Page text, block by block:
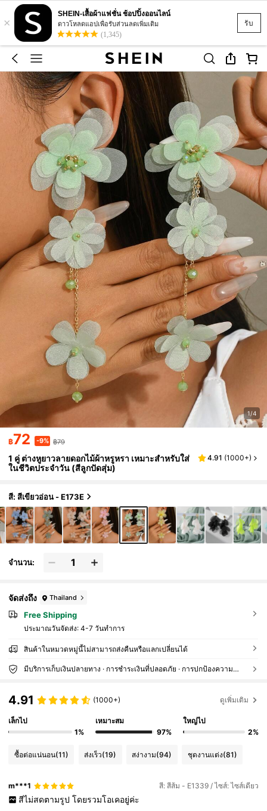
รับ
×
SHEIN-เสื้อผ้าแฟชั่น ช้อปปิ้งออนไลน์
ดาวโหลดแอปเพื่อรับส่วนลดเพิ่มเติม
(1,345)
1/4
฿72 -9% ฿79
1 คู่ ต่างหูยาวลายดอกไม้ผ้าหรูหรา เหมาะสำหรับใส่
ในชีวิตประจำวัน (สีลูกปัดสุ่ม)
4.91 (1000+)
สี: สีเขียวอ่อน - E173E
จำนวน:
จัดส่งถึง Thailand
Free Shipping
ประมาณวันจัดส่ง: 4-7 วันทำการ
สินค้าในหมวดหมู่นี้ไม่สามารถส่งคืนหรือแลกเปลี่ยนได้
มีบริการเก็บเงินปลายทาง · การชำระเงินที่ปลอดภัย · การปกป้องความเป็นส่วนตัว
4.91 (1000+) ดูเพิ่มเติม
เล็กไป
1%
เหมาะสม
97%
ใหญ่ไป
2%
ซื้อต่อแน่นอน(11) ส่งเร็ว(19) สง่างาม(94) ชุดงานแต่ง(81)
m***1 สี: สีส้ม - E1339 / ไซส์: ไซส์เดียว
สีไม่สดตามรูป โดยรวมโอเคอยู่ค่ะ